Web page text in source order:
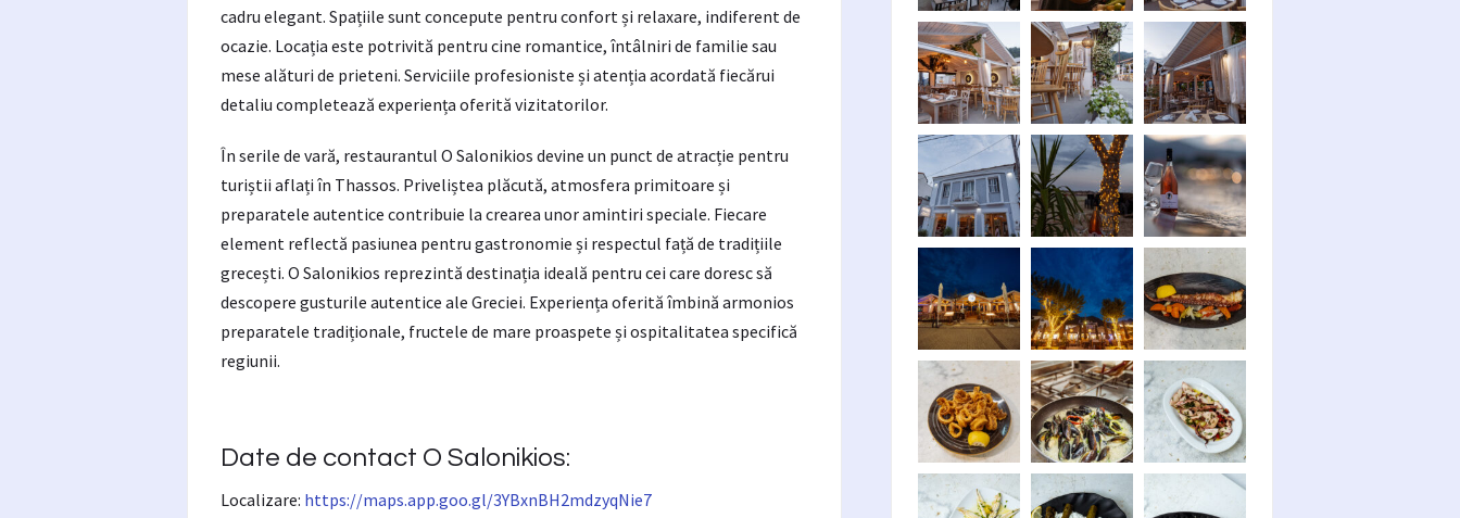
cadru elegant. Spațiile sunt concepute pentru confort și relaxare, indiferent de
ocazie. Locația este potrivită pentru cine romantice, întâlniri de familie sau
mese alături de prieteni. Serviciile profesioniste și atenția acordată fiecărui
detaliu completează experiența oferită vizitatorilor.
În serile de vară, restaurantul O Salonikios devine un punct de atracție pentru
turiștii aflați în Thassos. Priveliștea plăcută, atmosfera primitoare și
preparatele autentice contribuie la crearea unor amintiri speciale. Fiecare
element reflectă pasiunea pentru gastronomie și respectul față de tradițiile
grecești. O Salonikios reprezintă destinația ideală pentru cei care doresc să
descopere gusturile autentice ale Greciei. Experiența oferită îmbină armonios
preparatele tradiționale, fructele de mare proaspete și ospitalitatea specifică
regiunii.
Date de contact O Salonikios:
Localizare: https://maps.app.goo.gl/3YBxnBH2mdzyqNie7